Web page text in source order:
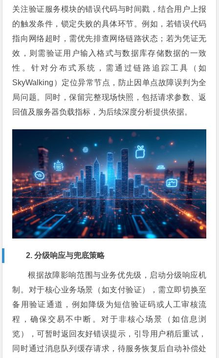
关注验证服务模块的错误代码与时间戳，结合用户上报
的触发条件，锁定失败的具体环节。例如，若错误代码
指向网络超时，需优先排查网络链路状态；若为凭证无
效，则需验证用户输入格式与数据库存储数据的一致
性。针对分布式系统，需通过链路追踪工具（如
SkyWalking）定位异常节点，防止因单点故障误判为全
局问题。同时，保留完整现场快照，包括请求参数、返
回值及服务器负载指标，为后续深度分析提供依据。
2. 分级响应与兜底策略
根据故障影响范围与业务优先级，启动分级响应机
制。对于核心业务场景（如支付验证），需立即切换至
备用验证通道，例如降级为短信验证码或人工审核流
程，确保交易不中断。对于非核心场景（如信息浏
览），可暂时返回友好错误提示，引导用户稍后重试，
同时通过消息队列缓存请求，待服务恢复后自动补偿处